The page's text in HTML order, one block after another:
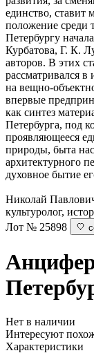
единство,
положение среди
Петербургу
Курбатова, Г. К.
авторов. В этих
рассматривался в
на вещно-
впервые
как синтез
Петербурга, под
проявляющееся
природы, быта
архитектурного
духовное бытие
Николай
культуролог,
Лот № 25898
Нет в наличии
Интересуют
Характеристики